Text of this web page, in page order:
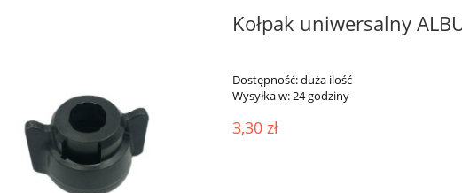
Kołpak uniwersalny
Dostępność:duża ilość
Wysyłka w:24 godziny
3,30 zł